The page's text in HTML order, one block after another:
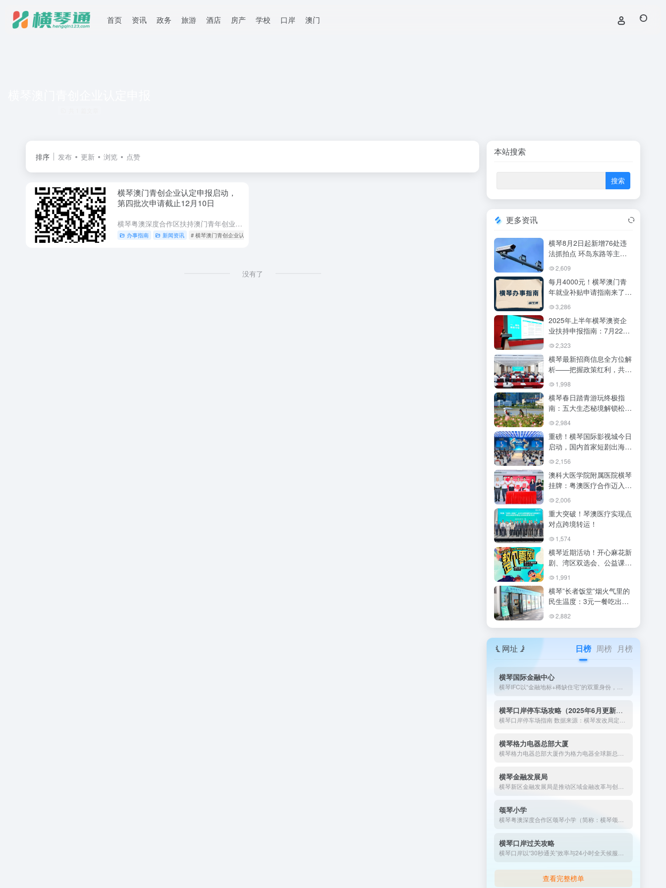
首页 资讯 政务 旅游 酒店 房产 学校 口岸 澳门
排序 发布 更新 浏览 点赞
横琴澳门青创企业认定申报启动，
第四批次申请截止12月10日
横琴粤澳深度合作区扶持澳门青年创业，累计已认定86家企业，入选者最高可享三年免租和200万元奖励。 横琴粤澳深度合作区民生事务局近日宣布，启动2025年第四批次“澳门青年创业企业”认定申报工作。申报时...
办事指南 新闻资讯 # 横琴澳门青创企业认定
没有了
本站搜索
更多资讯
横琴8月2日起新增76处违
法抓拍点 环岛东路等主干
道全覆盖
2,609
每月4000元！横琴澳门青
年就业补贴申请指南来了，
这些常见问题必看！
3,286
2025年上半年横琴澳资企
业扶持申报指南：7月22
日-9月1日开放申请
2,323
横琴最新招商信息全方位解
析——把握政策红利，共创
湾区未来
1,998
横琴春日踏青游玩终极指
南：五大生态秘境解锁松弛
感，附详细玩法与路线
2,984
重磅！横琴国际影视城今日
启动，国内首家短剧出海基
地落地！琴澳双补贴+AI加
持，横琴要变“出海好莱
坞”？
2,156
澳科大医学院附属医院横琴
挂牌：粤澳医疗合作迈入新
纪元
2,006
重大突破！琴澳医疗实现点
对点跨境转运！
1,574
横琴近期活动！开心麻花新
剧、湾区双选会、公益课程
等你来参与
1,991
横琴”长者饭堂”烟火气里的
民生温度：3元一餐吃出幸
福滋味
2,882
网址 日榜 周榜 月榜
横琴国际金融中心
横琴口岸停车场攻略（2025年6月更新版）
横琴格力电器总部大厦
横琴金融发展局
颂琴小学
横琴口岸过关攻略
查看完整榜单